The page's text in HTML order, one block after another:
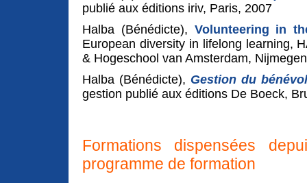
publié aux éditions iriv, Paris, 2007
Halba (Bénédicte), Volunteering in
European diversity in lifelong learning,
& Hogeschool van Amsterdam,
Halba (Bénédicte), Gestion du
gestion publié aux éditions De Boeck,
Formations dispensées
programme de formation